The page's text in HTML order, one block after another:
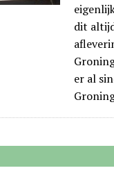
dit
er al